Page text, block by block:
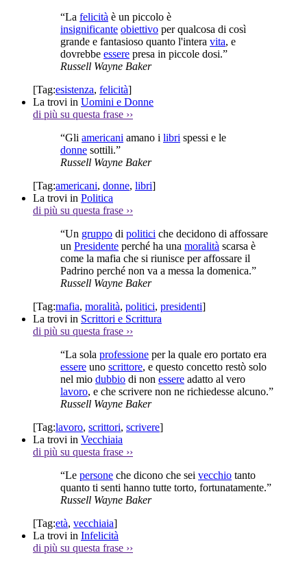
“La felicità è un piccolo è
insignificante obiettivo per qualcosa di così
grande e fantasioso quanto l'intera vita, e
dovrebbe essere presa in piccole dosi.”
Russell Wayne Baker
[Tag:esistenza, felicità]
La trovi in Uomini e Donne
di più su questa frase ››
“Gli americani amano i libri spessi e le
donne sottili.”
Russell Wayne Baker
[Tag:americani, donne, libri]
La trovi in Politica
di più su questa frase ››
“Un gruppo di politici che decidono di affossare
un Presidente perché ha una moralità scarsa è
come la mafia che si riunisce per affossare il
Padrino perché non va a messa la domenica.”
Russell Wayne Baker
[Tag:mafia, moralità, politici, presidenti]
La trovi in Scrittori e Scrittura
di più su questa frase ››
“La sola professione per la quale ero portato era
essere uno scrittore, e questo concetto restò solo
nel mio dubbio di non essere adatto al vero
lavoro, e che scrivere non ne richiedesse alcuno.”
Russell Wayne Baker
[Tag:lavoro, scrittori, scrivere]
La trovi in Vecchiaia
di più su questa frase ››
“Le persone che dicono che sei vecchio tanto
quanto ti senti hanno tutte torto, fortunatamente.”
Russell Wayne Baker
[Tag:età, vecchiaia]
La trovi in Infelicità
di più su questa frase ››